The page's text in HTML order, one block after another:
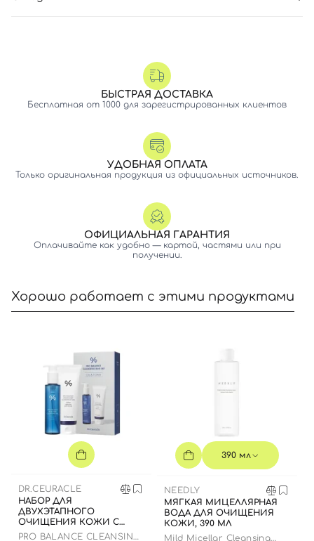
БЫСТРАЯ ДОСТАВКА
Бесплатная от 1000 для зарегистрированных клиентов
УДОБНАЯ ОПЛАТА
Только оригинальная продукция из официальных источников.
ОФИЦИАЛЬНАЯ ГАРАНТИЯ
Оплачивайте как удобно — картой, частями или при
получении.
Хорошо работает с этими продуктами
DR.CEURACLE
НАБОР ДЛЯ
ДВУХЭТАПНОГО
ОЧИЩЕНИЯ КОЖИ С
ПРОБИОТИКАМИ, 2 В 1
PRO BALANCE CLEANSING
390 мл
NEEDLY
МЯГКАЯ МИЦЕЛЛЯРНАЯ
ВОДА ДЛЯ ОЧИЩЕНИЯ
КОЖИ, 390 МЛ
Mild Micellar Cleansing